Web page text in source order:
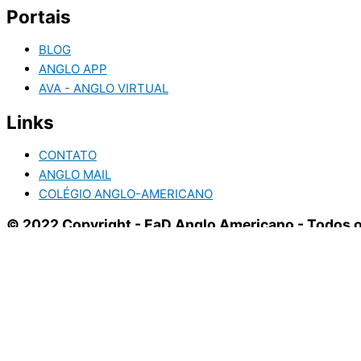
Portais
BLOG
ANGLO APP
AVA - ANGLO VIRTUAL
Links
CONTATO
ANGLO MAIL
COLÉGIO ANGLO-AMERICANO
© 2022 Copyright - EaD Anglo Americano - Todos